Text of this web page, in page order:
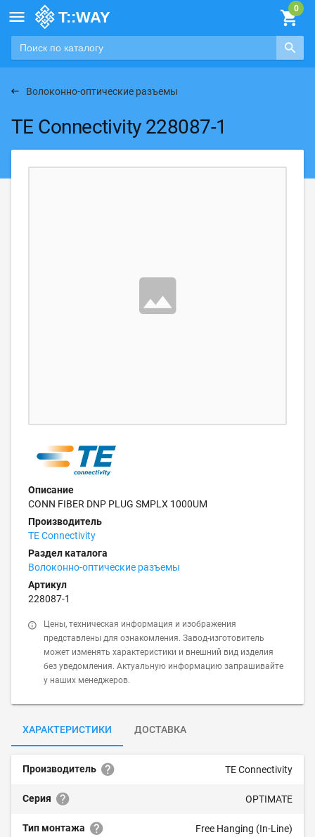

Волоконно-оптические разъемы
TE Connectivity 228087-1
Описание
CONN FIBER DNP PLUG SMPLX 1000UM
Производитель
TE Connectivity
Раздел каталога
Волоконно-оптические разъемы
Артикул
228087-1
Цены, техническая информация и изображения
представлены для ознакомления. Завод-изготовитель
может изменять характеристики и внешний вид изделия
без уведомления. Актуальную информацию запрашивайте
у наших менеджеров.
ХАРАКТЕРИСТИКИ ДОСТАВКА
Производитель TE Connectivity
Серия OPTIMATE
Тип монтажа Free Hanging (In-Line)